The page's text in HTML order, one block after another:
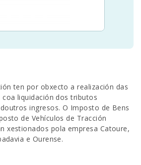
ten por obxecto a realización das
liquidación dos tributos
ingresos. O Imposto de Bens
de Vehículos de Tracción
xestionados pola empresa Catoure,
e Ourense.